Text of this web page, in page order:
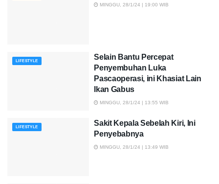
MINGGU, 28/1/24 | 19:00 WIB
LIFESTYLE
Selain Bantu Percepat
Penyembuhan Luka
Pascaoperasi, ini Khasiat Lain
Ikan Gabus
MINGGU, 28/1/24 | 13:55 WIB
LIFESTYLE
Sakit Kepala Sebelah Kiri, Ini
Penyebabnya
MINGGU, 28/1/24 | 13:49 WIB